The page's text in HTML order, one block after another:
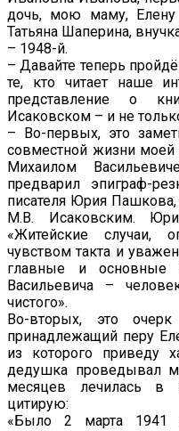
дочь, мою маму, Елену
Татьяна Шаперина,
– 1948-й.
– Давайте теперь
те, кто читает наше
представление о
Исаковском – и не
– Во-первых, это
совместной жизни
Михаилом
предварил эпиграф-
писателя Юрия
М.В. Исаковским.
«Житейские случаи,
чувством такта и
главные и основные
Васильевича –
чистого».
Во-вторых, это
принадлежащий перу
из которого приведу
дедушка проведывал
месяцев лечилась в
цитирую:
«Было 2 марта 1941